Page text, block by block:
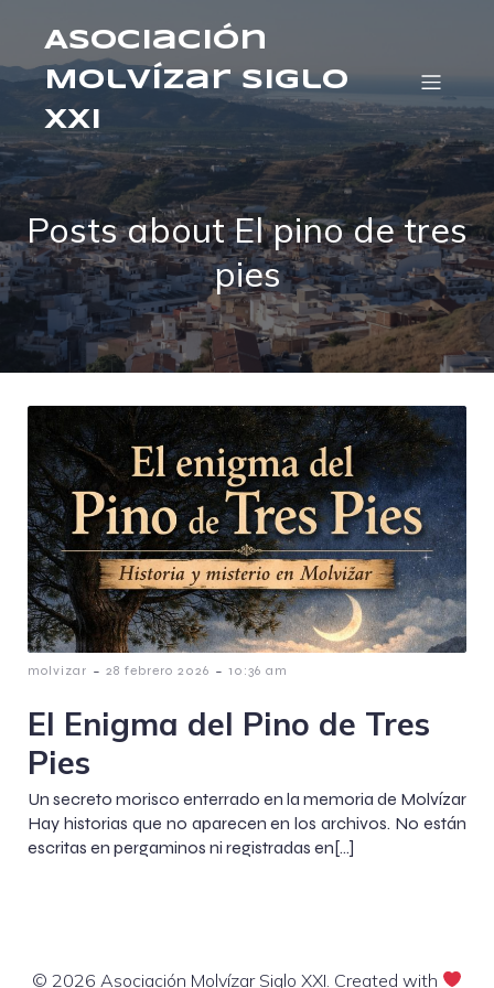
Asociación
Molvízar Siglo
XXI
Posts about El pino de tres
pies
molvizar - 28 febrero 2026 - 10:36 am
El Enigma del Pino de Tres
Pies
Un secreto morisco enterrado en la memoria de Molvízar
Hay historias que no aparecen en los archivos. No están
escritas en pergaminos ni registradas en[…]
© 2026 Asociación Molvízar Siglo XXI. Created with